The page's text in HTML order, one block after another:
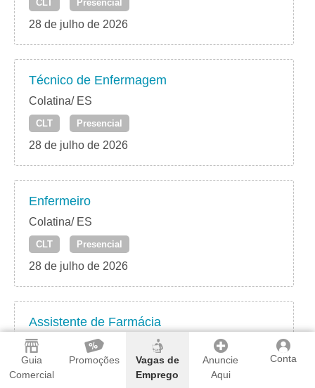
Guia
Comercial
Promoções
Vagas de
Emprego
Anuncie
Aqui
Conta
CLT Presencial
28 de julho de 2026
Técnico de Enfermagem
Colatina/ ES
CLT Presencial
28 de julho de 2026
Enfermeiro
Colatina/ ES
CLT Presencial
28 de julho de 2026
Assistente de Farmácia
Colatina/ ES
CLT Presencial